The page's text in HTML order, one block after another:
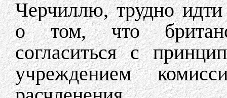
Черчиллю, трудно идти
о том, что
согласиться с
учреждением